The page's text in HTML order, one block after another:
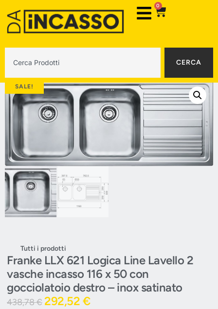
0
CERCA
SALE!
Tutti i prodotti
Franke LLX 621 Logica Line Lavello 2
vasche incasso 116 x 50 con
gocciolatoio destro – inox satinato
438,78€292,52 €